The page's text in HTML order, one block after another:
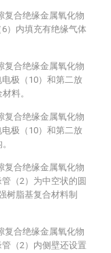
复合绝缘金属氧化物
）内填充有绝缘气体
复合绝缘金属氧化物
极（10）和第二放
料。
复合绝缘金属氧化物
极（10）和第二放
复合绝缘金属氧化物
（2）为中空状的圆
树脂基复合材料制
复合绝缘金属氧化物
（2）内侧壁还设置